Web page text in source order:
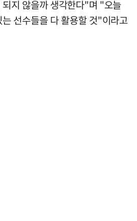
지 않을까 생각한다"며 "오늘
선수들을 다 활용할 것"이라고